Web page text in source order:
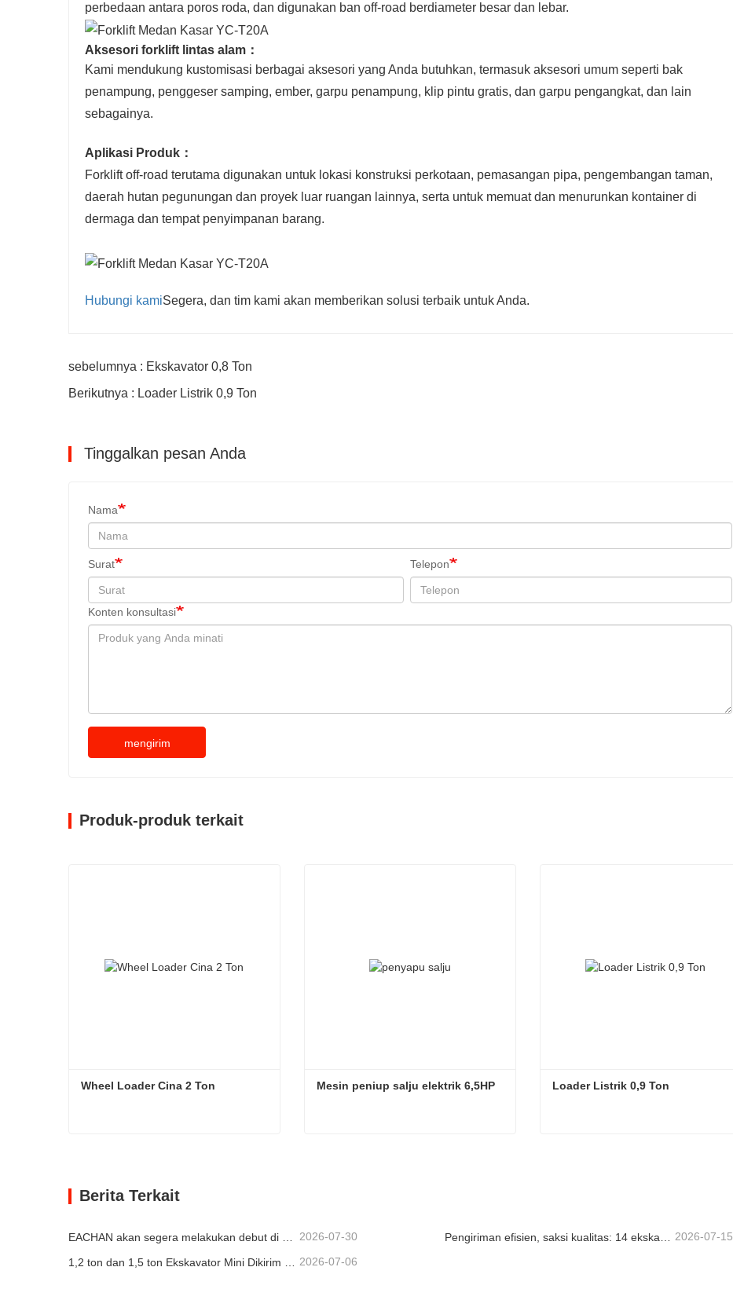
perbedaan antara poros roda, dan digunakan ban off-road berdiameter besar dan lebar.
Aksesori forklift lintas alam ：
Kami mendukung kustomisasi berbagai aksesori yang Anda butuhkan, termasuk aksesori umum seperti bak
penampung, penggeser samping, ember, garpu penampung, klip pintu gratis, dan garpu pengangkat, dan lain
sebagainya.
Aplikasi Produk ：
Forklift off-road terutama digunakan untuk lokasi konstruksi perkotaan, pemasangan pipa, pengembangan taman,
daerah hutan pegunungan dan proyek luar ruangan lainnya, serta untuk memuat dan menurunkan kontainer di
dermaga dan tempat penyimpanan barang.
Hubungi kamiSegera, dan tim kami akan memberikan solusi terbaik untuk Anda.
sebelumnya : Ekskavator 0,8 Ton
Berikutnya : Loader Listrik 0,9 Ton
Tinggalkan pesan Anda
Nama
Surat Telepon
Konten konsultasi
mengirim
Produk-produk terkait
Wheel Loader Cina 2 Ton Mesin peniup salju elektrik 6,5HP Loader Listrik 0,9 Ton
Berita Terkait
2026-07-30 2026-07-15
1,2 ton dan 1,5 ton Ekskavator Mini Dikirim dalam Kontainer Hari Ini 2026-07-06